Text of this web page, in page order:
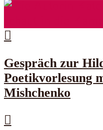
Gespräch zur
Poetikvorlesung
Mishchenko